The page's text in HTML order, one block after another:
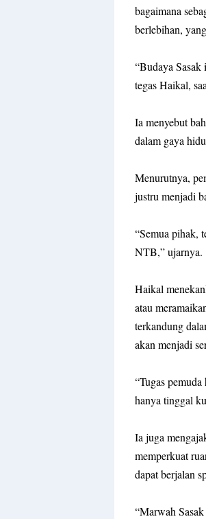
bagaimana
berlebihan,
“Budaya Sasak
tegas Haikal,
Ia menyebut
dalam gaya
Menurutnya,
justru menjadi
“Semua pihak,
NTB,” ujarnya.
Haikal
atau
terkandung
akan menjadi
“Tugas
hanya tinggal
Ia juga
memperkuat
dapat berjalan
“Marwah